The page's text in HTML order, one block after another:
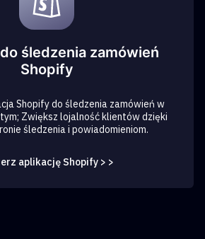
śledzenia zamówień
Shopify
Shopify do śledzenia zamówień w
Zwiększ lojalność klientów dzięki
śledzenia i powiadomieniom.
aplikację Shopify > >